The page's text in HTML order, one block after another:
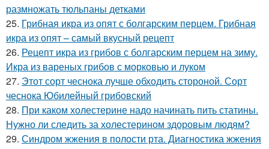
размножать тюльпаны детками
25. Грибная икра из опят с болгарским перцем. Грибная
икра из опят – самый вкусный рецепт
26. Рецепт икра из грибов с болгарским перцем на зиму.
Икра из вареных грибов с морковью и луком
27. Этот сорт чеснока лучше обходить стороной. Сорт
чеснока Юбилейный грибовский
28. При каком холестерине надо начинать пить статины.
Нужно ли следить за холестерином здоровым людям?
29. Синдром жжения в полости рта. Диагностика жжения